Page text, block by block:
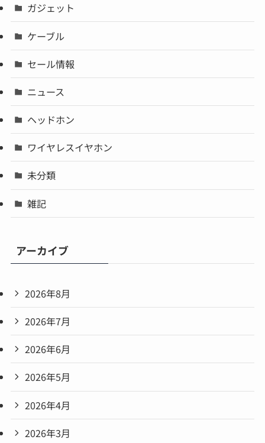
ガジェット
ケーブル
セール情報
ニュース
ヘッドホン
ワイヤレスイヤホン
未分類
雑記
アーカイブ
2026年8月
2026年7月
2026年6月
2026年5月
2026年4月
2026年3月